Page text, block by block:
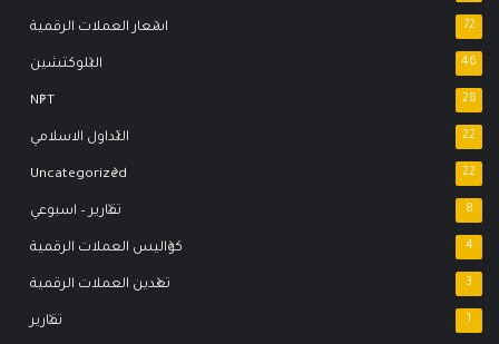
اسعار العملات الرقمية 72
البلوكتشين 46
NFT 28
التداول الاسلامي 22
Uncategorized 22
تقارير – اسبوعي 8
كواليس العملات الرقمية 4
تعدين العملات الرقمية 3
تقارير 1